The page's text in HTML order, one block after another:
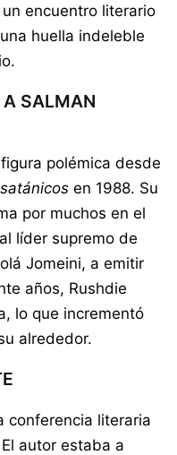
encuentro literario
huella indeleble
A SALMAN
polémica desde
en 1988. Su
por muchos en el
líder supremo de
Jomeini, a emitir
años, Rushdie
lo que incrementó
alrededor.
conferencia literaria
autor estaba a